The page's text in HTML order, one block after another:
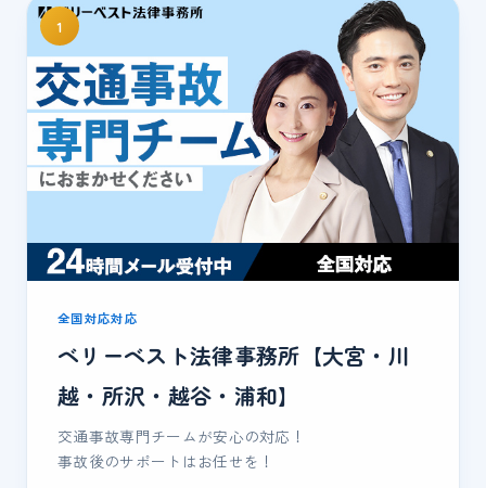
1
全国対応対応
ベリーベスト法律事務所【大宮・川
越・所沢・越谷・浦和】
交通事故専門チームが安心の対応！
事故後のサポートはお任せを！